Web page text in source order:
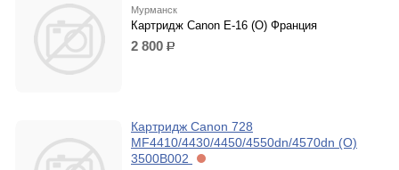
Мурманск
Картридж Canon E-16 (O) Франция
2 800 р.
Картридж Canon 728
MF4410/4430/4450/4550dn/4570dn (O)
3500B002